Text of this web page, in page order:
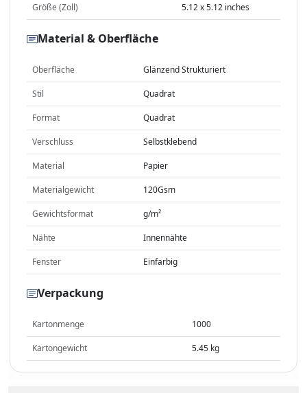
Größe (Zoll) 5.12 x 5.12 inches
Material & Oberfläche
Oberfläche Glänzend Strukturiert
Stil Quadrat
Format Quadrat
Verschluss Selbstklebend
Material Papier
Materialgewicht 120Gsm
Gewichtsformat g/m²
Nähte Innennähte
Fenster Einfarbig
Verpackung
Kartonmenge 1000
Kartongewicht 5.45 kg